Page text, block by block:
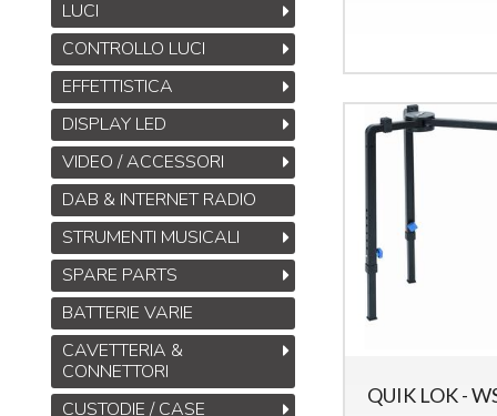
QUIK LOK -
LUCI
CONTROLLO LUCI
EFFETTISTICA
DISPLAY LED
VIDEO / ACCESSORI
DAB & INTERNET RADIO
STRUMENTI MUSICALI
SPARE PARTS
BATTERIE VARIE
CAVETTERIA &
CONNETTORI
CUSTODIE / CASE